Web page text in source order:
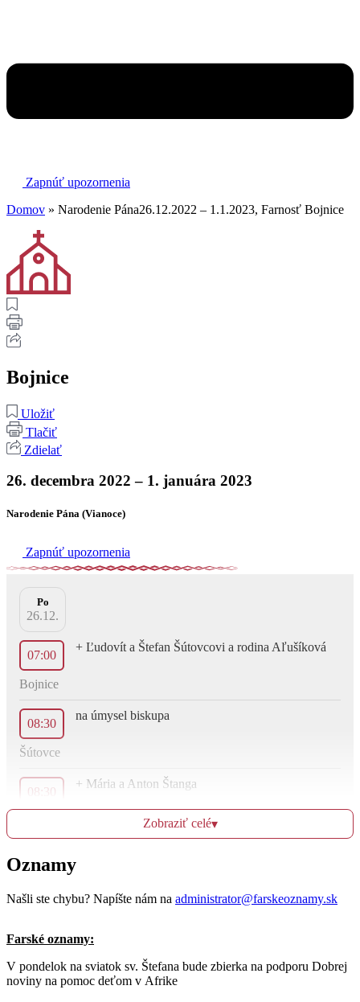
Zapnúť upozornenia
Domov » Narodenie Pána26.12.2022 – 1.1.2023, Farnosť Bojnice
Bojnice
Uložiť
Tlačiť
Zdielať
26. decembra 2022 – 1. januára 2023
Narodenie Pána (Vianoce)
Zapnúť upozornenia
Po
26.12.
07:00
+ Ľudovít a Štefan Šútovcovi a rodina Aľušíková
Bojnice
08:30
na úmysel biskupa
Šútovce
08:30
+ Mária a Anton Štanga
10:00
Zobraziť celé▾
Oznamy
Našli ste chybu? Napíšte nám na administrator@farskeoznamy.sk
Farské oznamy:
V pondelok na sviatok sv. Štefana bude zbierka na podporu Dobrej
noviny na pomoc deťom v Afrike